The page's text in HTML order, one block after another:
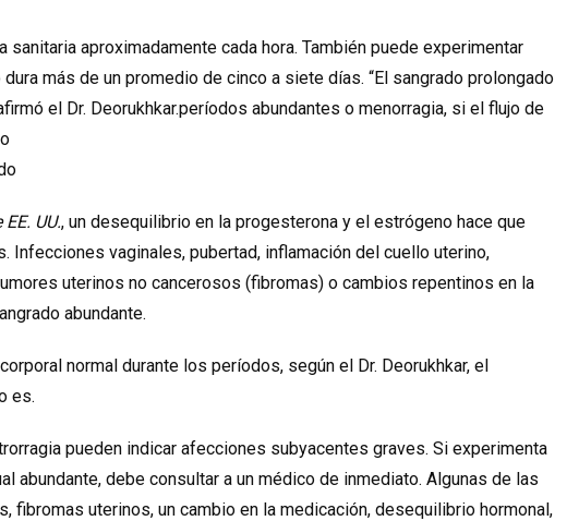
sanitaria aproximadamente cada hora. También puede experimentar
más de un promedio de cinco a siete días. “El sangrado prolongado
el Dr. Deorukhkar.períodos abundantes o menorragia, si el flujo de
UU., un desequilibrio en la progesterona y el estrógeno hace que
Infecciones vaginales, pubertad, inflamación del cuello uterino,
uterinos no cancerosos (fibromas) o cambios repentinos en la
abundante.
normal durante los períodos, según el Dr. Deorukhkar, el
es.
pueden indicar afecciones subyacentes graves. Si experimenta
abundante, debe consultar a un médico de inmediato. Algunas de las
fibromas uterinos, un cambio en la medicación, desequilibrio hormonal,